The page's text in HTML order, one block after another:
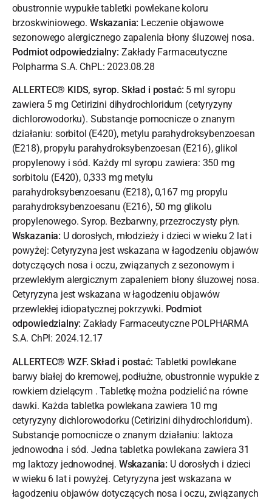
obustronnie wypukłe tabletki powlekane koloru
brzoskwiniowego. Wskazania: Leczenie objawowe
sezonowego alergicznego zapalenia błony śluzowej nosa.
Podmiot odpowiedzialny: Zakłady Farmaceutyczne
Polpharma S.A. ChPL: 2023.08.28
ALLERTEC® KIDS, syrop. Skład i postać: 5 ml syropu
zawiera 5 mg Cetirizini dihydrochloridum (cetyryzyny
dichlorowodorku). Substancje pomocnicze o znanym
działaniu: sorbitol (E420), metylu parahydroksybenzoesan
(E218), propylu parahydroksybenzoesan (E216), glikol
propylenowy i sód. Każdy ml syropu zawiera: 350 mg
sorbitolu (E420), 0,333 mg metylu
parahydroksybenzoesanu (E218), 0,167 mg propylu
parahydroksybenzoesanu (E216), 50 mg glikolu
propylenowego. Syrop. Bezbarwny, przezroczysty płyn.
Wskazania: U dorosłych, młodzieży i dzieci w wieku 2 lat i
powyżej: Cetyryzyna jest wskazana w łagodzeniu objawów
dotyczących nosa i oczu, związanych z sezonowym i
przewlekłym alergicznym zapaleniem błony śluzowej nosa.
Cetyryzyna jest wskazana w łagodzeniu objawów
przewlekłej idiopatycznej pokrzywki. Podmiot
odpowiedzialny: Zakłady Farmaceutyczne POLPHARMA
S.A. ChPl: 2024.12.17
ALLERTEC® WZF. Skład i postać: Tabletki powlekane
barwy białej do kremowej, podłużne, obustronnie wypukłe z
rowkiem dzielącym . Tabletkę można podzielić na równe
dawki. Każda tabletka powlekana zawiera 10 mg
cetyryzyny dichlorowodorku (Cetirizini dihydrochloridum).
Substancje pomocnicze o znanym działaniu: laktoza
jednowodna i sód. Jedna tabletka powlekana zawiera 31
mg laktozy jednowodnej. Wskazania: U dorosłych i dzieci
w wieku 6 lat i powyżej. Cetyryzyna jest wskazana w
łagodzeniu objawów dotyczących nosa i oczu, związanych